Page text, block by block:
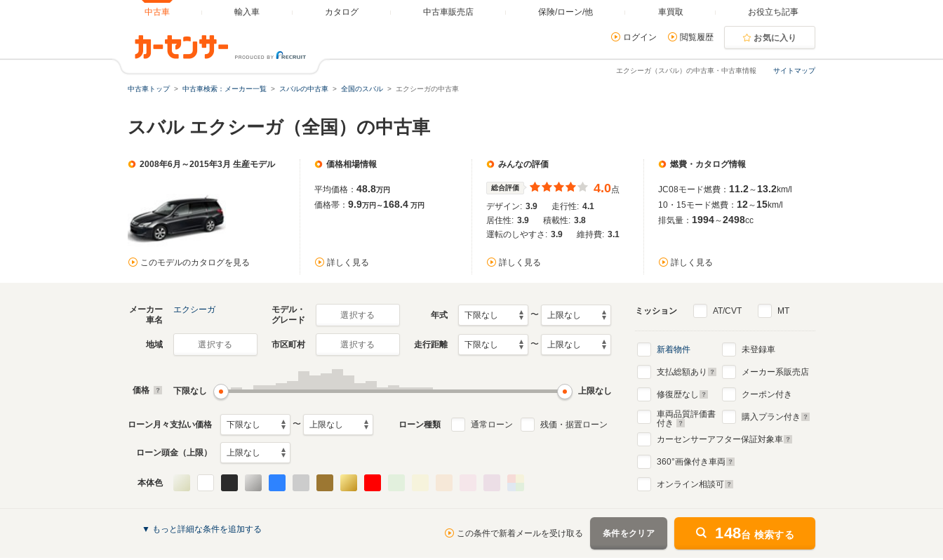
中古車 輸入車 カタログ 中古車販売店 保険/ローン/他 車買取 お役立ち記事
ログイン 閲覧履歴 お気に入り
サイトマップ
エクシーガ（スバル）の中古車・中古車情報
中古車トップ 中古車検索：メーカー一覧 スバルの中古車 全国のスバル エクシーガの中古車
スバル エクシーガ（全国）の中古車
2008年6月～2015年3月 生産モデル
このモデルのカタログを見る
価格相場情報
平均価格： 48.8万円
価格帯： 9.9万円～168.4 万円
詳しく見る
みんなの評価
総合評価 4.0点
デザイン: 3.9 走行性: 4.1
居住性: 3.9 積載性: 3.8
運転のしやすさ: 3.9 維持費: 3.1
詳しく見る
燃費・カタログ情報
JC08モード燃費： 11.2～ 13.2km/l
10・15モード燃費： 12～ 15km/l
排気量： 1994～2498cc
詳しく見る
メーカー
車名
エクシーガ
モデル・
グレード
選択する 年式 〜
地域 選択する 市区町村 選択する 走行距離 〜
価格 下限なし 上限なし
ローン月々支払い価格 〜 ローン種類 通常ローン 残価・据置ローン
ローン頭金（上限）
本体色
ミッション AT/CVT MT
新着物件
支払総額あり
修復歴なし
車両品質評価書
付き
未登録車
メーカー系販売店
クーポン付き
購入プラン付き
カーセンサーアフター保証対象車
360°画像付き車両
オンライン相談可
▼ もっと詳細な条件を追加する この条件で新着メールを受け取る 条件をクリア 148台 検索する